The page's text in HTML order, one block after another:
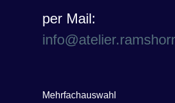
per Mail:
Mehrfachauswahl